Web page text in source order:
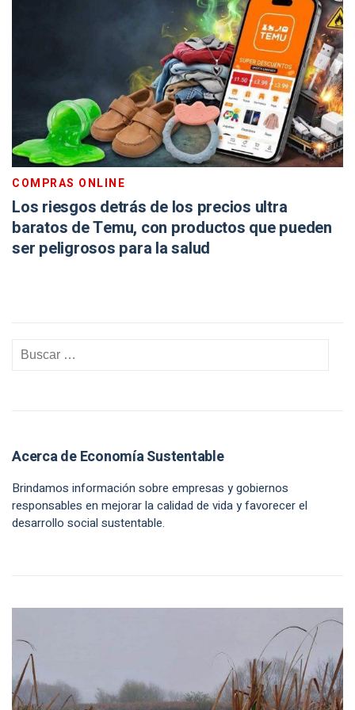
COMPRAS ONLINE
Los riesgos detrás de los precios ultra
baratos de Temu, con productos que pueden
ser peligrosos para la salud
Acerca de Economía Sustentable
Brindamos información sobre empresas y gobiernos
responsables en mejorar la calidad de vida y favorecer el
desarrollo social sustentable.